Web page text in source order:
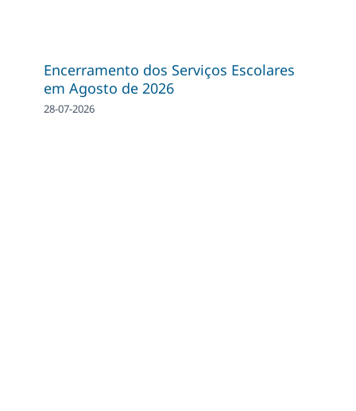
Encerramento dos Serviços Escolares
em Agosto de 2026
28-07-2026